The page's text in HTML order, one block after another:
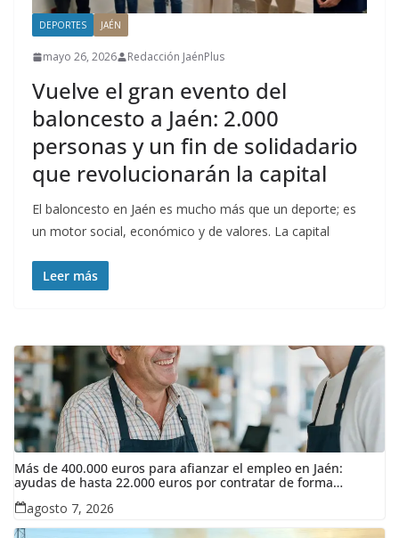
DEPORTES JAÉN
mayo 26, 2026 Redacción JaénPlus
Vuelve el gran evento del
baloncesto a Jaén: 2.000
personas y un fin de solidadario
que revolucionarán la capital
El baloncesto en Jaén es mucho más que un deporte; es
un motor social, económico y de valores. La capital
Leer más
Más de 400.000 euros para afianzar el empleo en Jaén:
ayudas de hasta 22.000 euros por contratar de forma
indefinida
agosto 7, 2026